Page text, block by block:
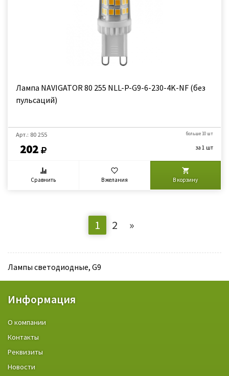
Лампа NAVIGATOR 80 255 NLL-P-G9-6-230-4K-NF (без
пульсаций)
Арт.: 80 255
202
больше 10 шт
за 1 шт
Сравнить В желания В корзину
1 2 »
Лампы светодиодные, G9
Информация
О компании
Контакты
Реквизиты
Новости